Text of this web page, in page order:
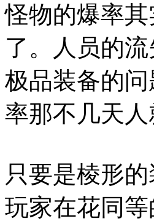
怪物的爆率
了。人员的
极品装备的
率那不几天人
只要是棱形
玩家在花同